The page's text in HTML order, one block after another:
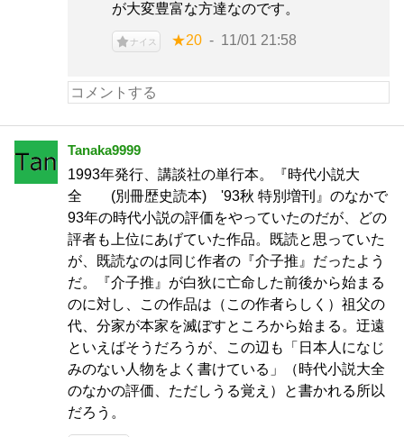
が大変豊富な方達なのです。
ナイス ★20 11/01 21:58
Tanaka9999
1993年発行、講談社の単行本。『時代小説大
全 (別冊歴史読本) '93秋 特別増刊』のなかで
93年の時代小説の評価をやっていたのだが、どの
評者も上位にあげていた作品。既読と思っていた
が、既読なのは同じ作者の『介子推』だったよう
だ。『介子推』が白狄に亡命した前後から始まる
のに対し、この作品は（この作者らしく）祖父の
代、分家が本家を滅ぼすところから始まる。迂遠
といえばそうだろうが、この辺も「日本人になじ
みのない人物をよく書けている」（時代小説大全
のなかの評価、ただしうる覚え）と書かれる所以
だろう。